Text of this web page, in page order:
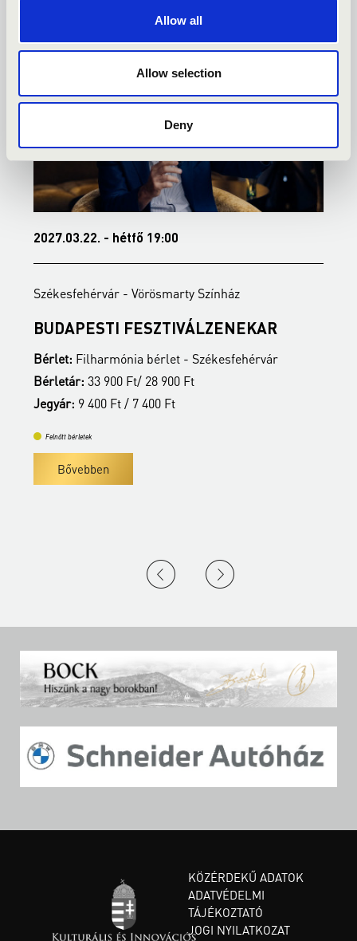
Allow all
Allow selection
Deny
2027.03.22. - hétfő 19:00
Székesfehérvár - Vörösmarty Színház
BUDAPESTI FESZTIVÁLZENEKAR
Bérlet: Filharmónia bérlet - Székesfehérvár
Bérletár: 33 900 Ft/ 28 900 Ft
Jegyár: 9 400 Ft / 7 400 Ft
Felnőtt bérletek
Bővebben
KÖZÉRDEKŰ ADATOK
ADATVÉDELMI
TÁJÉKOZTATÓ
JOGI NYILATKOZAT